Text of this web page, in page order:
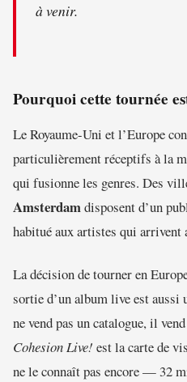
à venir.
Pourquoi cette tournée
Le Royaume-Uni et l’Europe
particulièrement réceptifs à la
qui fusionne les genres. Des
Amsterdamdisposent d’un
habitué aux artistes qui arrivent
La décision de tourner en
sortie d’un album live est
ne vend pas un catalogue, il
Cohesion Live! est la carte de
ne le connaît pas encore — 32